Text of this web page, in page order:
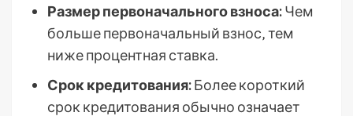
Размер первоначального взноса:Чем
больше первоначальный взнос‚ тем
ниже процентная ставка.
Срок кредитования:Более короткий
срок кредитования обычно означает